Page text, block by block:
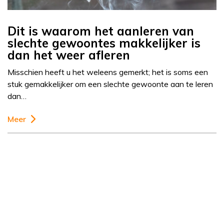
Dit is waarom het aanleren van
slechte gewoontes makkelijker is
dan het weer afleren
Misschien heeft u het weleens gemerkt; het is soms een
stuk gemakkelijker om een slechte gewoonte aan te leren
dan…
Meer